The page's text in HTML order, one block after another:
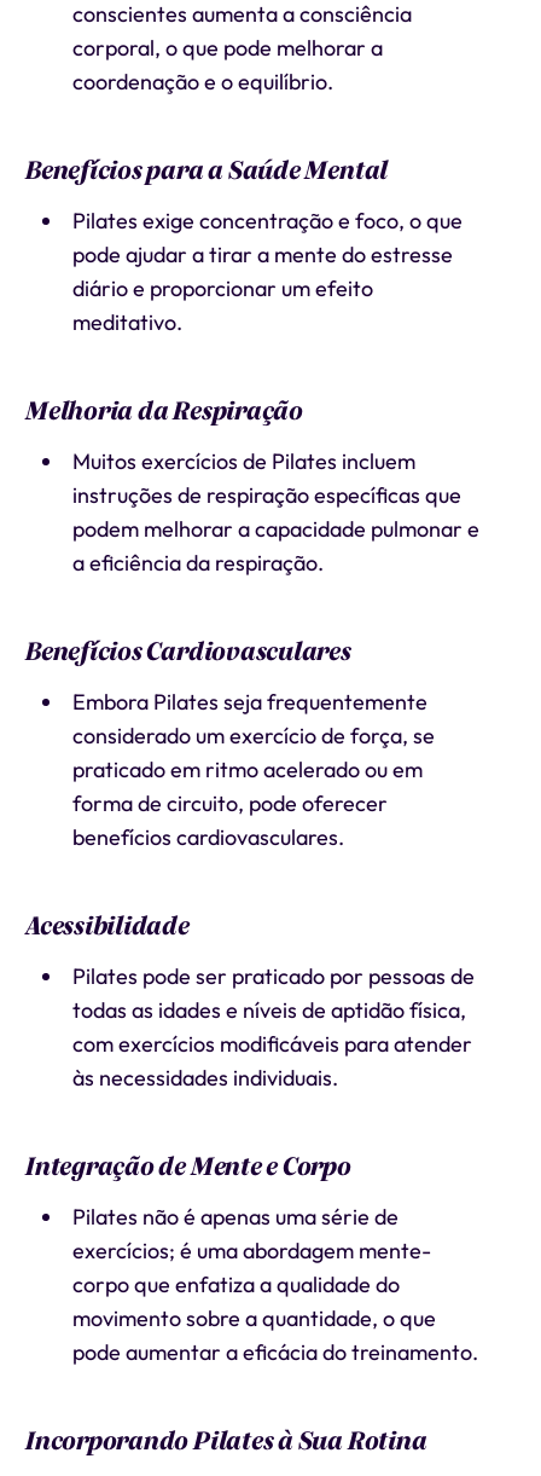
conscientes aumenta a consciência
corporal, o que pode melhorar a
coordenação e o equilíbrio.
Benefícios para a Saúde Mental
Pilates exige concentração e foco, o que
pode ajudar a tirar a mente do estresse
diário e proporcionar um efeito
meditativo.
Melhoria da Respiração
Muitos exercícios de Pilates incluem
instruções de respiração específicas que
podem melhorar a capacidade pulmonar e
a eficiência da respiração.
Benefícios Cardiovasculares
Embora Pilates seja frequentemente
considerado um exercício de força, se
praticado em ritmo acelerado ou em
forma de circuito, pode oferecer
benefícios cardiovasculares.
Acessibilidade
Pilates pode ser praticado por pessoas de
todas as idades e níveis de aptidão física,
com exercícios modificáveis para atender
às necessidades individuais.
Integração de Mente e Corpo
Pilates não é apenas uma série de
exercícios; é uma abordagem mente-
corpo que enfatiza a qualidade do
movimento sobre a quantidade, o que
pode aumentar a eficácia do treinamento.
Incorporando Pilates à Sua Rotina